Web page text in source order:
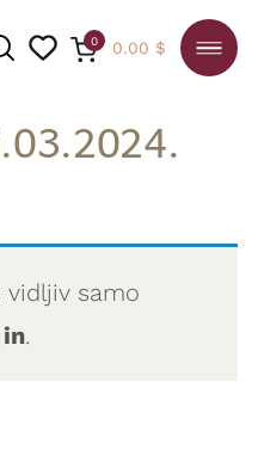
0 0.00 $
vidljiv samo
.